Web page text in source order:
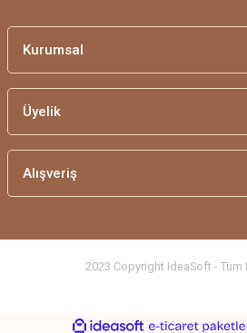
Kurumsal
Üyelik
Alışveriş
2023 Copyright IdeaSoft - Tüm
ideasoft